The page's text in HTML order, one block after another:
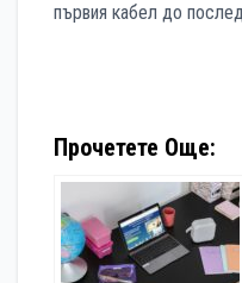
първия кабел до
Прочетете Още: